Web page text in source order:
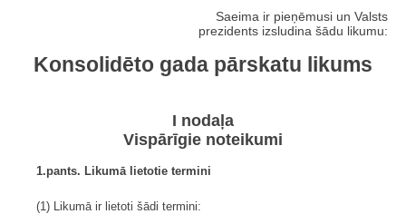
Saeima ir pieņēmusi un Valsts
prezidents izsludina šādu likumu:
Konsolidēto gada pārskatu likums
I nodaļa
Vispārīgie noteikumi
1.pants. Likumā lietotie termini
(1) Likumā ir lietoti šādi termini: